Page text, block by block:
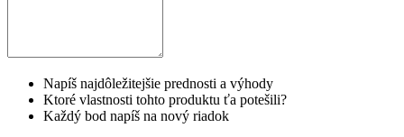
Napíš najdôležitejšie prednosti a výhody
Ktoré vlastnosti tohto produktu ťa potešili?
Každý bod napíš na nový riadok